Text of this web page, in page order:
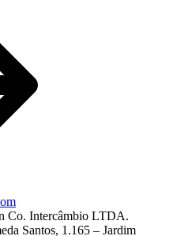
Co. Intercâmbio LTDA.
Santos, 1.165 – Jardim